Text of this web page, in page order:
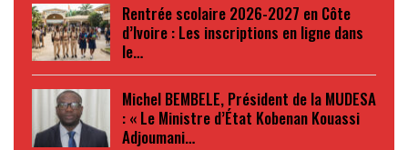
Rentrée scolaire 2026-2027 en Côte
d’Ivoire : Les inscriptions en ligne dans
le…
Michel BEMBELE, Président de la MUDESA
: « Le Ministre d’État Kobenan Kouassi
Adjoumani…